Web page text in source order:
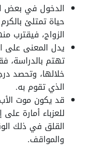
الدخول في بعض
حياة تمتلئ
الزواج، فيقترب
يدل المعنى على
تهتم بالدراسة،
خلالها، وتحصد
الذي تقوم به.
قد يكون موت
للعزباء أمارة
القلق في ذلك
والمواقف.